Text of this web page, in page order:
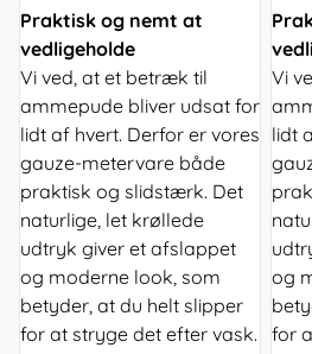
Praktisk og nemt at
vedligeholde
Vi ved, at et betræk til
ammepude bliver udsat for
lidt af hvert. Derfor er vores
gauze-metervare både
praktisk og slidstærk. Det
naturlige, let krøllede
udtryk giver et afslappet
og moderne look, som
betyder, at du helt slipper
for at stryge det efter vask.
Vi
lidt
og
for